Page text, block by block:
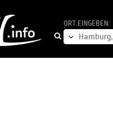
ORT EINGEBEN: